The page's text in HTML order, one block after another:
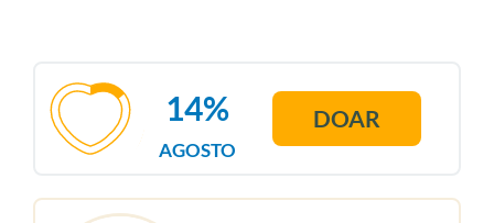
AGOSTO
14% DOAR